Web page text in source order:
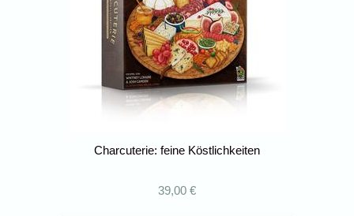
Charcuterie: feine Köstlichkeiten
39,00 €